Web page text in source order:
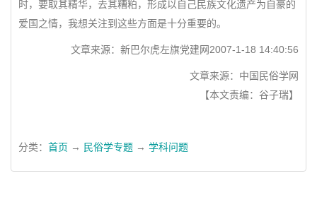
时，要取其精华，去其糟粕，形成以自己民族文化遗产为自豪的
爱国之情，我想关注到这些方面是十分重要的。
文章来源：新巴尔虎左旗党建网2007-1-18 14:40:56
文章来源：中国民俗学网
【本文责编：谷子瑞】
分类： 首页 → 民俗学专题 → 学科问题